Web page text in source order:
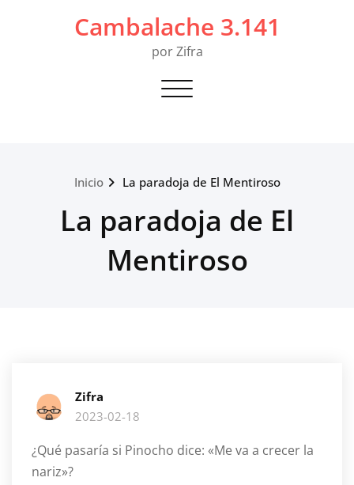
Cambalache 3.141
por Zifra
Alternar navegación
Inicio La paradoja de El Mentiroso
La paradoja de El
Mentiroso
Zifra
2023-02-18
¿Qué pasaría si Pinocho dice: «Me va a crecer la
nariz»?